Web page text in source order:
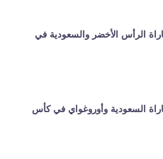
الرأس الأخضر والسعودية في
السعودية وأوروغواي في كأس